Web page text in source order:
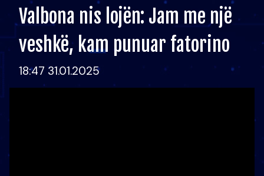
Valbona nis lojën: Jam me një
veshkë, kam punuar fatorino
18:47 31.01.2025